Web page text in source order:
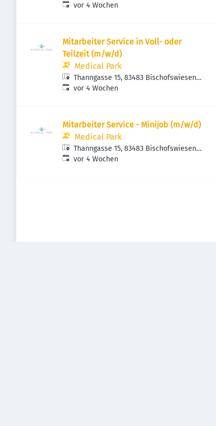
Deutschland
Veröffentlicht:
vor 4 Wochen
Mitarbeiter Service in Voll- oder
Teilzeit (m/w/d)
Medical Park
Thanngasse 15, 83483 Bischofswiesen,
Deutschland
Veröffentlicht:
vor 4 Wochen
Mitarbeiter Service - Minijob (m/w/d)
Medical Park
Thanngasse 15, 83483 Bischofswiesen,
Deutschland
Veröffentlicht:
vor 4 Wochen